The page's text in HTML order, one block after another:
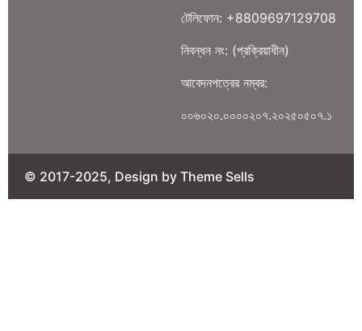
টেলিফোন: +8809697129708
নিবন্ধন নং: (প্রক্রিয়াধীন)
আবেদনপত্রের নম্বর:
০০৬০২০.০০০০২০৭.২০২৫০৫০৭.১
© 2017-2025, Design by Theme Sells